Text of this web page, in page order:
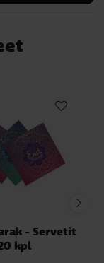
- Servetit
kpl